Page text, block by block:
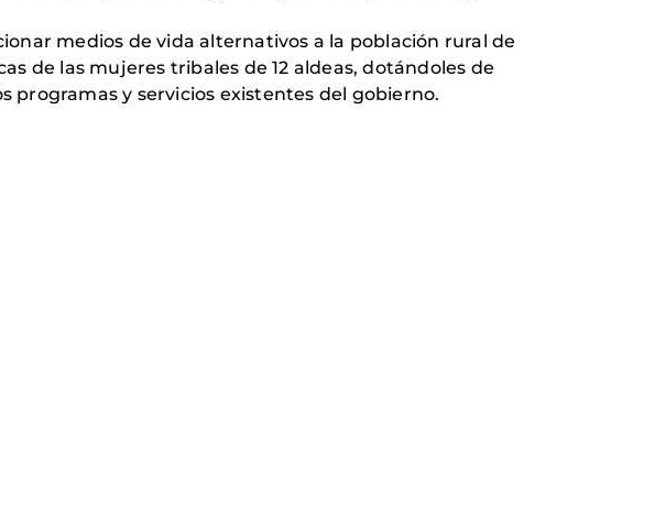
medios de vida alternativos a la población rural de
de las mujeres tribales de 12 aldeas, dotándoles de
programas y servicios existentes del gobierno.